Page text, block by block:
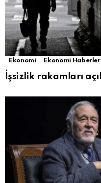
Ekonomi Ekonomi
İşsizlik rakamları